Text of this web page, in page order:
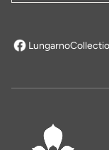
öffnet sich in einem